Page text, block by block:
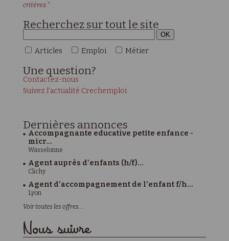
critères."
Recherchez sur tout le site
Articles Emploi Métier
Une question?
Contactez-nous
Suivez l'actualité Crechemploi
Dernières annonces
Accompagnante educative petite enfance -
micr...
Wasselonne
Agent auprès d'enfants (h/f)...
Clichy
Agent d’accompagnement de l’enfant f/h...
Lyon
Voir toutes les offres...
Nous suivre